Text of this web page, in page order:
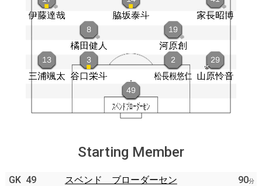
Starting Member
GK 49 スベンド ブローダーセン 90分